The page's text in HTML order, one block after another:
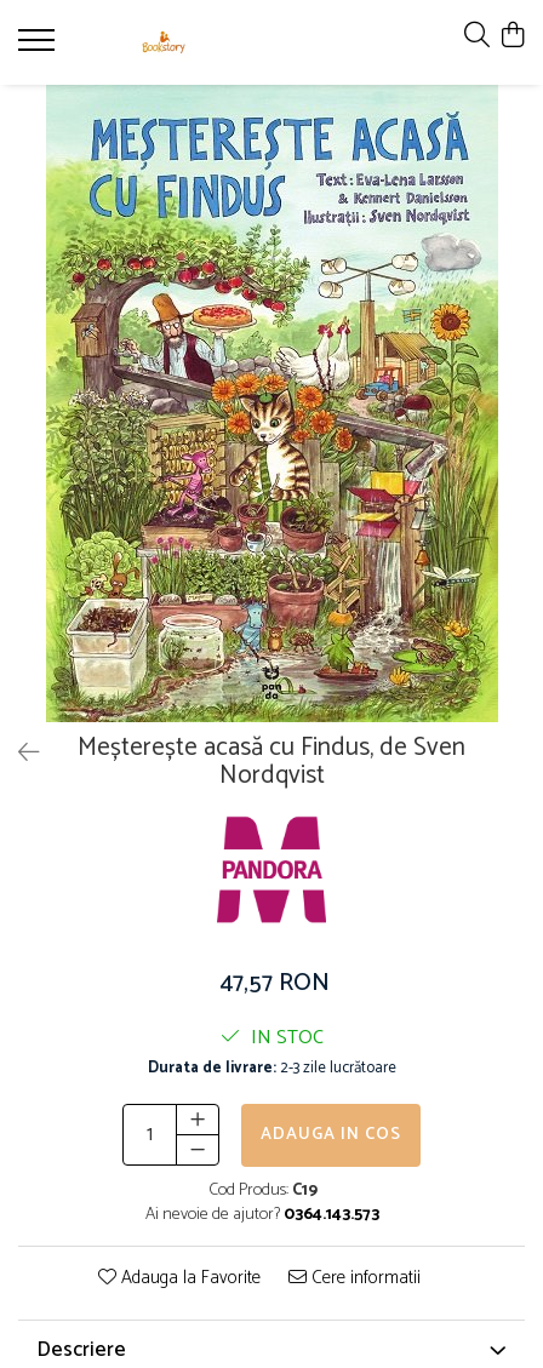
Carte copii - recomandări ALINAre cu
poveste
Carte adulți
Carte copii - raftul BookTruck
Ham-Ham
Miau-Miau
Pentru ea
Pentru el
Pettson și Findus
Poezie
Vederi
Vouchere Cadou
Meșterește acasă cu Findus, de Sven
Nordqvist
47,57 RON
IN STOC
Durata de livrare:2-3 zile lucrătoare
ADAUGA IN COS
Cod Produs:C19
Ai nevoie de ajutor?0364.143.573
Adauga la Favorite Cere informatii
Descriere